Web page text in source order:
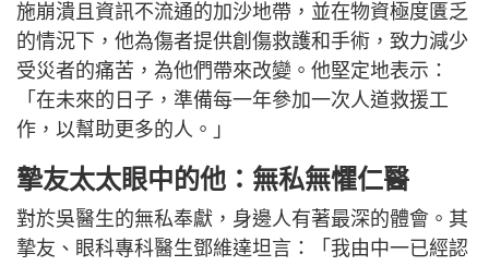
施崩潰且資訊不流通的加沙地帶，並在物資極度匱乏
的情況下，他為傷者提供創傷救護和手術，致力減少
受災者的痛苦，為他們帶來改變。他堅定地表示：
「在未來的日子，準備每一年參加一次人道救援工
作，以幫助更多的人。」
摯友太太眼中的他：無私無懼仁醫
對於吳醫生的無私奉獻，身邊人有著最深的體會。其
摯友、眼科專科醫生鄧維達坦言：「我由中一已經認